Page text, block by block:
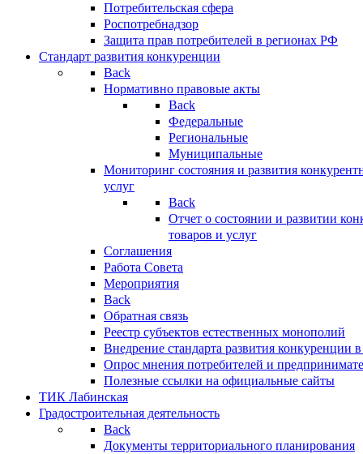
Потребительская сфера
Роспотребнадзор
Защита прав потребителей в регионах РФ
Стандарт развития конкуренции
Back
Нормативно правовые акты
Back
Федеральные
Региональные
Муниципальные
Мониторинг состояния и развития
услуг
Back
Отчет о состоянии и развитии
товаров и услуг
Соглашения
Работа Совета
Мероприятия
Back
Обратная связь
Реестр субъектов естественных монополий
Внедрение стандарта развития конкуренции
Опрос мнения потребителей и
Полезные ссылки на официальные сайты
ТИК Лабинская
Градостроительная деятельность
Back
Документы территориального планирования